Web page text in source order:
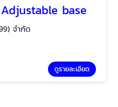
base
จำกัด
ดูรายละเอียด